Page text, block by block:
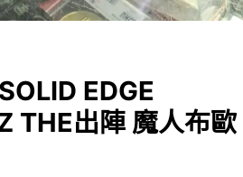
EDGE
THE出陣 魔人布歐